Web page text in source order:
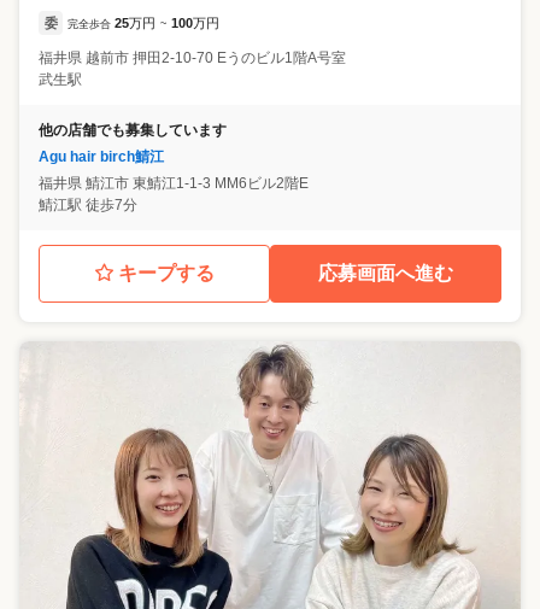
委 完全歩合 25万円 ~ 100万円
福井県 越前市 押田2-10-70 Eうのビル1階A号室
武生駅
他の店舗でも募集しています
Agu hair birch鯖江
福井県 鯖江市 東鯖江1-1-3 MM6ビル2階E
鯖江駅 徒歩7分
キープする 応募画面へ進む